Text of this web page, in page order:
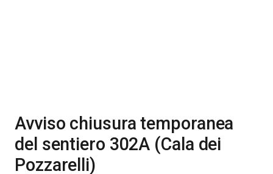
Avviso chiusura temporanea
del sentiero 302A (Cala dei
Pozzarelli)